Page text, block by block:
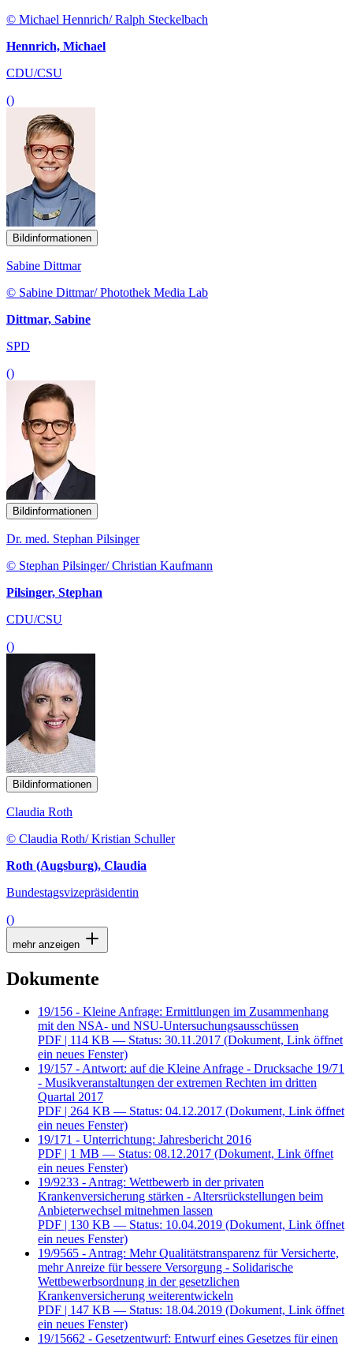
© Michael Hennrich/ Ralph Steckelbach
Hennrich, Michael
CDU/CSU
()
Bildinformationen
Sabine Dittmar
© Sabine Dittmar/ Photothek Media Lab
Dittmar, Sabine
SPD
()
Bildinformationen
Dr. med. Stephan Pilsinger
© Stephan Pilsinger/ Christian Kaufmann
Pilsinger, Stephan
CDU/CSU
()
Bildinformationen
Claudia Roth
© Claudia Roth/ Kristian Schuller
Roth (Augsburg), Claudia
Bundestagsvizepräsidentin
()
mehr anzeigen
Dokumente
19/156 - Kleine Anfrage: Ermittlungen im Zusammenhang
mit den NSA- und NSU-Untersuchungsausschüssen
PDF | 114 KB — Status: 30.11.2017 (Dokument, Link öffnet
ein neues Fenster)
19/157 - Antwort: auf die Kleine Anfrage - Drucksache 19/71
- Musikveranstaltungen der extremen Rechten im dritten
Quartal 2017
PDF | 264 KB — Status: 04.12.2017 (Dokument, Link öffnet
ein neues Fenster)
19/171 - Unterrichtung: Jahresbericht 2016
PDF | 1 MB — Status: 08.12.2017 (Dokument, Link öffnet
ein neues Fenster)
19/9233 - Antrag: Wettbewerb in der privaten
Krankenversicherung stärken - Altersrückstellungen beim
Anbieterwechsel mitnehmen lassen
PDF | 130 KB — Status: 10.04.2019 (Dokument, Link öffnet
ein neues Fenster)
19/9565 - Antrag: Mehr Qualitätstransparenz für Versicherte,
mehr Anreize für bessere Versorgung - Solidarische
Wettbewerbsordnung in der gesetzlichen
Krankenversicherung weiterentwickeln
PDF | 147 KB — Status: 18.04.2019 (Dokument, Link öffnet
ein neues Fenster)
19/15662 - Gesetzentwurf: Entwurf eines Gesetzes für einen